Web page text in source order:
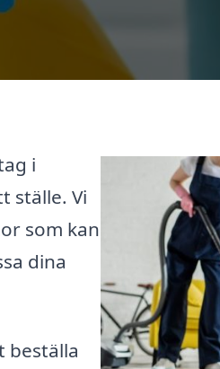
i
ställe. Vi
som kan
dina
beställa